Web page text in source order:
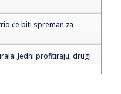
će biti spreman za
Jedni profitiraju, drugi